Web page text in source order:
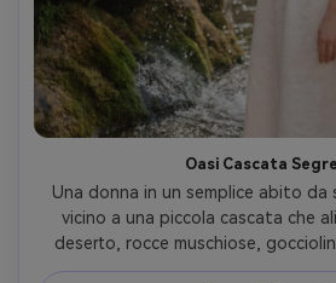
Oasi Cascata
Una donna in un semplice abito da
vicino a una piccola cascata che
deserto, rocce muschiose,
arcuati sopra la testa, morbida